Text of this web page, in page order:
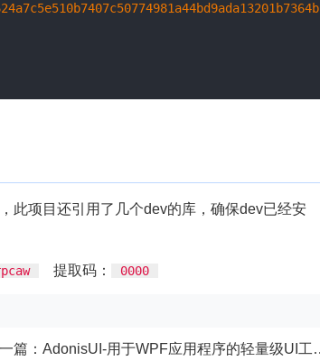
此项目还引用了几个dev的库，确保dev已经安
提取码： 0000
篇： AdonisUI-用于WPF应用程序的轻量级UI工具包，提供经典但增强的Windows视觉效果